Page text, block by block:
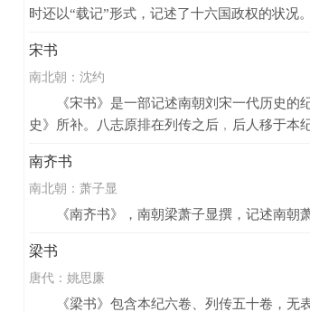
时还以“载记”形式，记述了十六国政权的状况
宋书
南北朝： 沈约
《宋书》是一部记述南朝刘宋一代历史的纪
史》所补。八志原排在列传之后﹐后人移于本
南齐书
南北朝： 萧子显
《南齐书》，南朝梁萧子显撰，记述南朝萧
梁书
唐代： 姚思廉
《梁书》包含本纪六卷、列传五十卷，无表